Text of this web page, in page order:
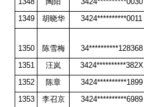
1349
胡晓华 3424**********0011
1350 陈雪梅 34**********128368
1351
汪岚 3424**********382X
1352
陈章 3424**********1899
1353
李召京 3424**********6989